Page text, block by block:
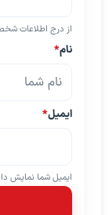
از درج اطلاعات
نام*
ایمیل*
ایمیل شما نمایش